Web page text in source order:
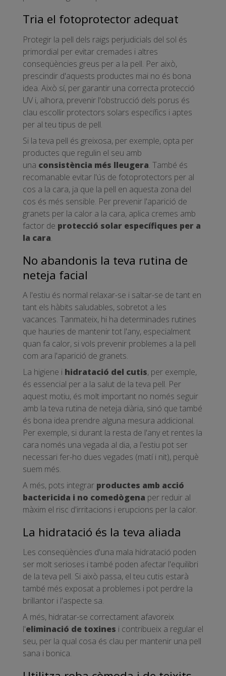
Tria el fotoprotector adequat
Protegir la pell dels raigs perjudicials del sol és
primordial per evitar cremades i altres
conseqüències greus per a la pell. Per això,
prescindir d'aquests productes mai no és bona
idea. Això sí, per garantir una correcta protecció
UV i, alhora, prevenir l'obstrucció dels porus és
clau escollir protectors solars específics i aptes
per al teu tipus de pell.
Si la teva pell és greixosa, per exemple, opta per
productes que regulin el seu amb
una consistència més lleugera. També és
recomanable evitar l'ús de fotoprotectors per al
cos a la cara, ja que la pell en aquesta zona del
cos és més sensible. Per prevenir l'aparició de
granets per la calor a la cara, aplica cremes amb
factor de protecció solar específiques per a
la cara.
No abandonis la teva rutina de
neteja facial
A l'estiu és normal relaxar-se i saltar-se de tant en
tant els hàbits saludables, sobretot a les
vacances. Tanmateix, hi ha determinades rutines
que hauries de mantenir tot l'any, especialment
quan fa calor, si vols prevenir problemes a la pell
com ara l'aparició de granets.
La higiene i hidratació del cutis, per exemple,
és essencial per a la salut de la teva pell. Per
aquest motiu, és molt important no només seguir
amb la teva rutina de neteja diària, sinó que també
és bona idea prendre alguna mesura addicional.
Per exemple, si durant la resta de l'any et rentes la
cara només una vegada al dia, a l'estiu pot ser
necessari fer-ho dues vegades (matí i nit), perquè
suem més.
A més, pots integrar productes amb acció
bactericida i no comedògena per reduir al
màxim el risc d'irritacions i erupcions per la calor.
La hidratació és la teva aliada
Les conseqüències d'una mala hidratació poden
ser molt serioses i també poden afectar l'equilibri
de la teva pell. Si això passa, el teu cutis estarà
també més exposat a problemes i pot perdre la
brillantor i l'aspecte sa.
A més, hidratar-se correctament afavoreix
l'eliminació de toxines i contribueix a regular el
seu, per la qual cosa és clau per mantenir una pell
sana i bonica.